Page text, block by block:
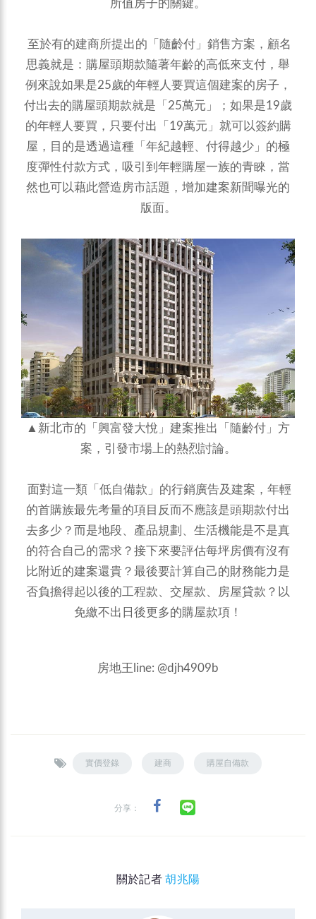
所值房子的關鍵。
至於有的建商所提出的「隨齡付」銷售方案，顧名
思義就是：購屋頭期款隨著年齡的高低來支付，舉
例來說如果是25歲的年輕人要買這個建案的房子，
付出去的購屋頭期款就是「25萬元」；如果是19歲
的年輕人要買，只要付出「19萬元」就可以簽約購
屋，目的是透過這種「年紀越輕、付得越少」的極
度彈性付款方式，吸引到年輕購屋一族的青睞，當
然也可以藉此營造房市話題，增加建案新聞曝光的
版面。
▲新北市的「興富發大悅」建案推出「隨齡付」方
案，引發市場上的熱烈討論。
面對這一類「低自備款」的行銷廣告及建案，年輕
的首購族最先考量的項目反而不應該是頭期款付出
去多少？而是地段、產品規劃、生活機能是不是真
的符合自己的需求？接下來要評估每坪房價有沒有
比附近的建案還貴？最後要計算自己的財務能力是
否負擔得起以後的工程款、交屋款、房屋貸款？以
免繳不出日後更多的購屋款項！
房地王line: @djh4909b
實價登錄 建商 購屋自備款
分享：
關於記者胡兆陽